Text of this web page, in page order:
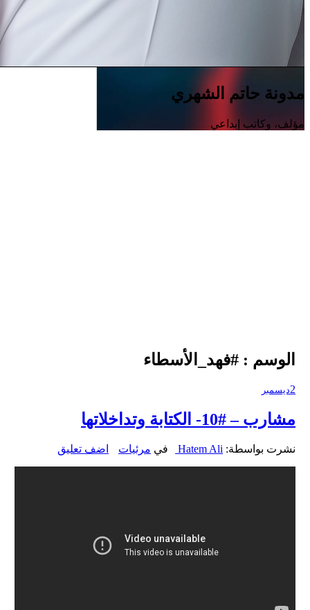
مدونة حاتم الشهري
مؤلف، وكاتب إبداعي
الوسم : #فهد_الأسطاء
2ديسمبر
مشارب – #10- الكتابة وتداخلاتها
نشرت بواسطة: Hatem Ali في مرئيات اضف تعليق